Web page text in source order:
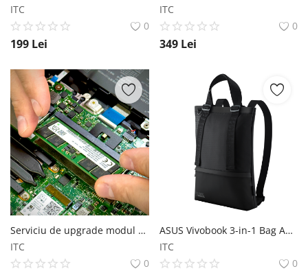
ITC
0
199 Lei
ITC
0
349 Lei
Serviciu de upgrade modul de memorie RAM pentru laptop/desktop
ITC
0
ASUS Vivobook 3-in-1 Bag ASUS
ITC
0